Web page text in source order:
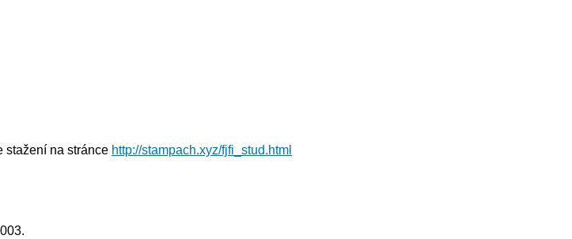
stažení na stránce http://stampach.xyz/fjfi_stud.html